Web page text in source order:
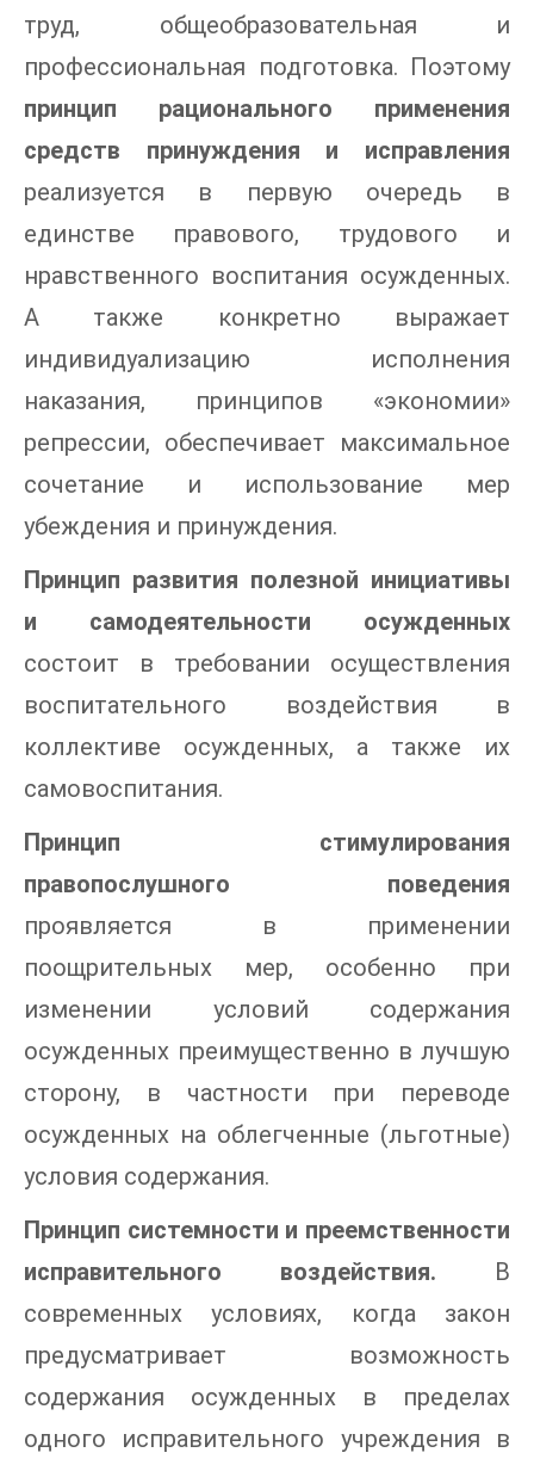
труд, общеобразовательная и
профессиональная подготовка. Поэтому
принцип рационального применения
средств принуждения и исправления
реализуется в первую очередь в
единстве правового, трудового и
нравственного воспитания осужденных.
А также конкретно выражает
индивидуализацию исполнения
наказания, принципов «экономии»
репрессии, обеспечивает максимальное
сочетание и использование мер
убеждения и принуждения.
Принцип развития полезной инициативы
и самодеятельности осужденных
состоит в требовании осуществления
воспитательного воздействия в
коллективе осужденных, а также их
самовоспитания.
Принцип стимулирования
правопослушного поведения
проявляется в применении
поощрительных мер, особенно при
изменении условий содержания
осужденных преимущественно в лучшую
сторону, в частности при переводе
осужденных на облегченные (льготные)
условия содержания.
Принцип системности и преемственности
исправительного воздействия. В
современных условиях, когда закон
предусматривает возможность
содержания осужденных в пределах
одного исправительного учреждения в